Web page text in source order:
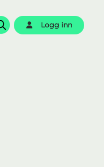
Søk
Logg inn